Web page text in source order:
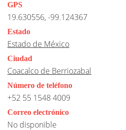
GPS
19.630556, -99.124367
Estado
Estado de México
Ciudad
Coacalco de Berriozabal
Número de teléfono
+52 55 1548 4009
Correo electrónico
No disponible